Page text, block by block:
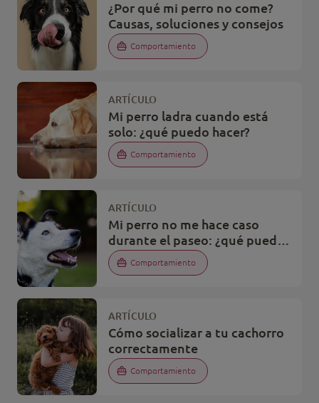
¿Por qué mi perro no come?
Causas, soluciones y consejos
Comportamiento
ARTÍCULO
Mi perro ladra cuando está
solo: ¿qué puedo hacer?
Comportamiento
ARTÍCULO
Mi perro no me hace caso
durante el paseo: ¿qué puedo
hacer?Comportamiento
ARTÍCULO
Cómo socializar a tu cachorro
correctamente
Comportamiento